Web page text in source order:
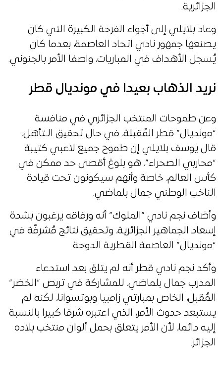
الجزائرية.
وعاد بلايلي إلى أجواء الفرحة الكبيرة التي كان
يصنعها جمهور نادي اتحاد العاصمة، بعدما كان
يُسجل الأهداف في المباريات، واصفا الأمر بالجنوني.
نريد الذهاب بعيدا في مونديال قطر
وعن طموحات المنتخب الجزائري في منافسة
“مونديال” قطر المُقبلة، في حال تحقيق الـتأهل،
قال يوسف بلايلي إن طموح جميع لاعبي كتيبة
“محاربي الصحراء”، هو بلوغ أقصى حد ممكن في
كأس العالم، خاصة وأنهم سيكونون تحت قيادة
الناخب الوطني جمال بلماضي.
وأضاف نجم نادي “الملوك” أنه ورفاقه يرغبون بشدة
إسعاد الجماهير الجزائرية، وتحقيق نتائج مُشرفّة في
“مونديال” العاصمة القطرية الدوحة.
وأكد نجم نادي قطر أنه لم يتلق بعد استدعاء
المدرب جمال بلماضي، للمشاركة في تربص “الخضر”
المُقبل، الخاص بمبارتي زامبيا وبوتسوانا، لكنه لم
يستبعد حدوث الأمر، الذي اعتبره شرفا كبيرا بالنسبة
إليه دائما، لأن الأمر يتعلق بحمل ألوان منتخب بلاده
الجزائر.